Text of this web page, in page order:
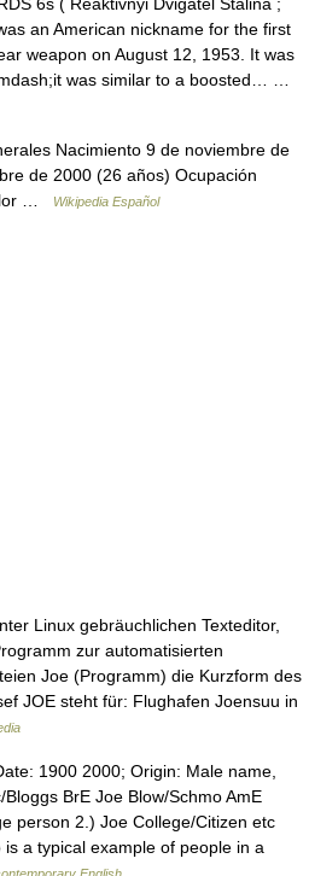
an American nickname for the first
weapon on August 12, 1953. It was
was similar to a boosted… …
Nacimiento 9 de noviembre de
de 2000 (26 años) Ocupación
…
Wikipedia Español
Linux gebräuchlichen Texteditor,
zur automatisierten
Joe (Programm) die Kurzform des
JOE steht für: Flughafen Joensuu in
1900 2000; Origin: Male name,
BrE Joe Blow/Schmo AmE
person 2.) Joe College/Citizen etc
a typical example of people in a